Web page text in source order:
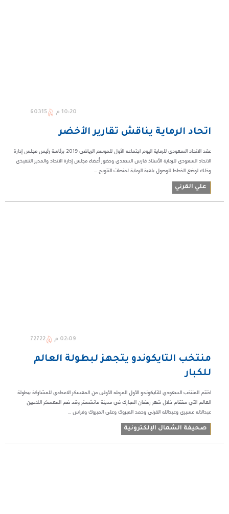
10:20 م 60315
اتحاد الرماية يناقش تقارير الأخضر
عقد الاتحاد السعودي للرماية اليوم اجتماعه الأول للموسم الرياضي 2019 برئاسة رئيس مجلس إدارة
الاتحاد السعودي للرماية الأستاذ فارس السعدي وحضور أعضاء مجلس إدارة الاتحاد والمدير التنفيذي
وذلك لوضع الخطط للوصول بلعبة الرماية لمنصات التتويج ...
علي القرني
02:09 م 72722
منتخب التايكوندو يتجهز لبطولة العالم
للكبار
اختتم المنتخب السعودي للتايكوندو الأول المرحله الأولى من المعسكر الاعدادي للمشاركة ببطولة
العالم التي ستقام خلال شهر رمضان المبارك في مدينة مانشستر وقد ضم المعسكر اللاعبين
عبدالاله عسيري وعبدالله القرني وحمد المبروك وعلي المبروك وفراس ...
صحيفة الشمال الإلكترونية